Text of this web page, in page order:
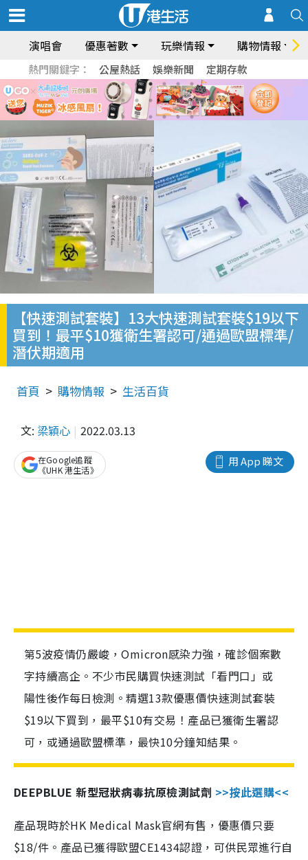
演唱會 優惠著數 玩樂情報 購物情報
熱門關鍵字： 公屋熱話 娛樂新聞 定期存款
【快速測試套裝】13大快速測試套裝$19以下
買到！最平$10獲衛生署認可/通過歐盟標準/
潛伏期適用
首頁 購物情報 生活百貨
文: 梁穎心 2022.03.13
用 App 睇文
在Google追蹤
《UHK 港生活》
第5波疫情仍嚴峻，Omicron感染力強，確診個案數
字持續高企。不少市民購買快速測試「看門口」或
陽性後作每日檢測。精選13款優惠價快速測試套裝
$19以下買到，最平$10有交易！產品已獲衛生署認
可，或通過歐盟標準，最快10分鐘知結果。
DEEPBLUE 新型冠狀病毒抗原檢測試劑 >>按此選購<<
產品現時於HK Medical Mask官網有售，優惠價只要
$18/件。產品已獲得歐盟CE1434認證，可供民眾進行自